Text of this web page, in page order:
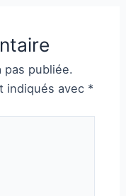
pas publiée.
indiqués avec *